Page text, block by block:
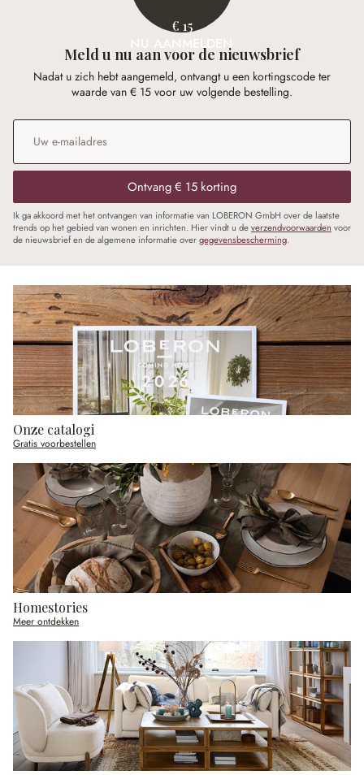
€ 15
NU AANMELDEN
Meld u nu aan voor de nieuwsbrief
Nadat u zich hebt aangemeld, ontvangt u een kortingscode ter
waarde van € 15 voor uw volgende bestelling.
E-mailadres
Ontvang € 15 korting
Ik ga akkoord met het ontvangen van informatie van LOBERON GmbH over de laatste
trends op het gebied van wonen en inrichten. Hier vindt u deverzendvoorwaarden voor
de nieuwsbrief en de algemene informatie overgegevensbescherming.
Onze catalogi
Gratis voorbestellen
Homestories
Meer ontdekken